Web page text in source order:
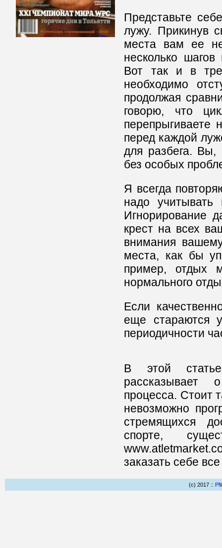
Представьте
лужу. Прикинув
места вам ее
несколько
Вот так и в
необходимо
продолжая
говорю, что
перепрыгиваете
перед каждой
для разбега. Вы,
без особых
Я всегда
надо
Игнорирование
крест на всех
внимания
места, как бы
пример, отдых
нормального
Если
еще стараются
периодичности
В этой
рассказывает
процесса. Стоит
невозможно
стремящихся
спорте,
заказать себе
(c) 2017 :: Pl